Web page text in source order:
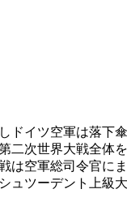
ドイツ空軍は落下
次世界大戦全
空軍総司令官
ツーデント上級